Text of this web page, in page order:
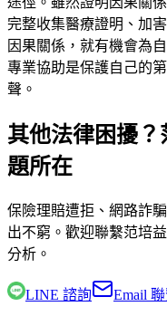
完整收集醫療證明、加
因果關係，就有機會為
專業協助是保護自己的
聲。
其他法律困擾？
題所在
保險理賠遭拒、網路詐
出不窮。歡迎聯繫范培
分析。
LINE 諮詢 Email